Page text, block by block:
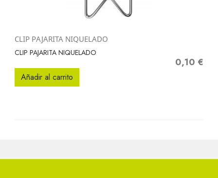
CLIP PAJARITA NIQUELADO
CLIP PAJARITA NIQUELADO
Precio
0,10 €
Añadir al carrito